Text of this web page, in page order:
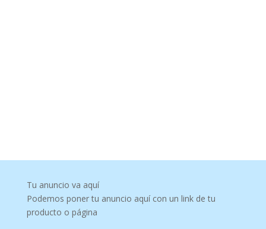
Tu anuncio va aquí
Podemos poner tu anuncio aquí con un link de tu
producto o página